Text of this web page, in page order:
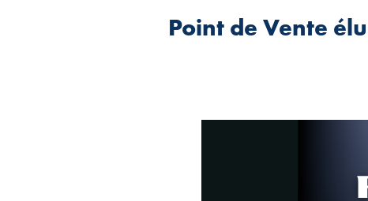
Point de Vente